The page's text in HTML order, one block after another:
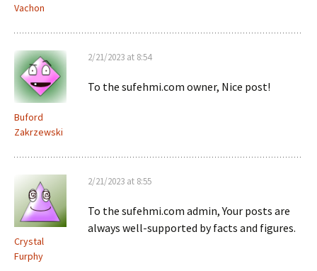
Vachon
Buford
Zakrzewski
2/21/2023 at 8:54
To the sufehmi.com owner, Nice post!
Crystal
Furphy
2/21/2023 at 8:55
To the sufehmi.com admin, Your posts are
always well-supported by facts and figures.